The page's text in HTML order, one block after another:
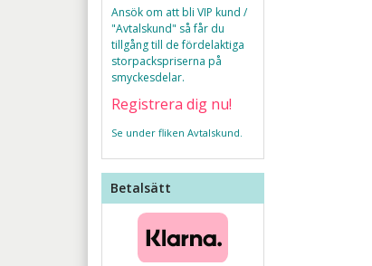
Ansök om att bli VIP kund /
"Avtalskund" så får du
tillgång till de fördelaktiga
storpackspriserna på
smyckesdelar.
Registrera dig nu!
Se under fliken Avtalskund.
Betalsätt